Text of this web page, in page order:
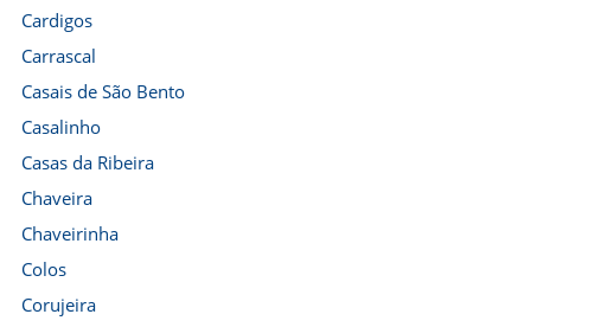
Cardigos
Carrascal
Casais de São Bento
Casalinho
Casas da Ribeira
Chaveira
Chaveirinha
Colos
Corujeira